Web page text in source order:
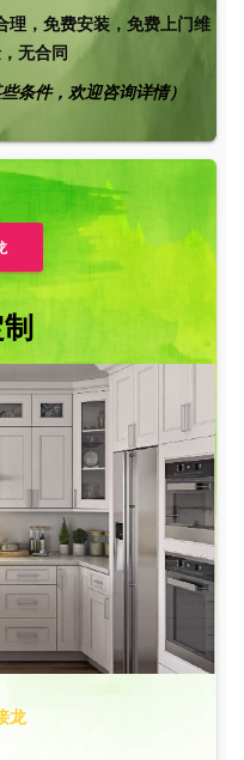
理，免费安装，免费上门维
无合同
条件，欢迎咨询详情）
龙